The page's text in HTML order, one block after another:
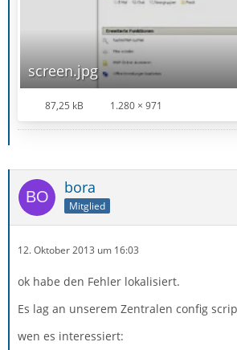
screen.jpg
87,25 kB 1.280 × 971
bora
Mitglied
12. Oktober 2013 um 16:03
ok habe den Fehler lokalisiert.
Es lag an unserem Zentralen config
wen es interessiert: